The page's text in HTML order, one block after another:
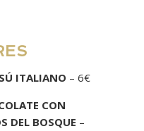
ITALIANO – 6€
CON
DEL BOSQUE –